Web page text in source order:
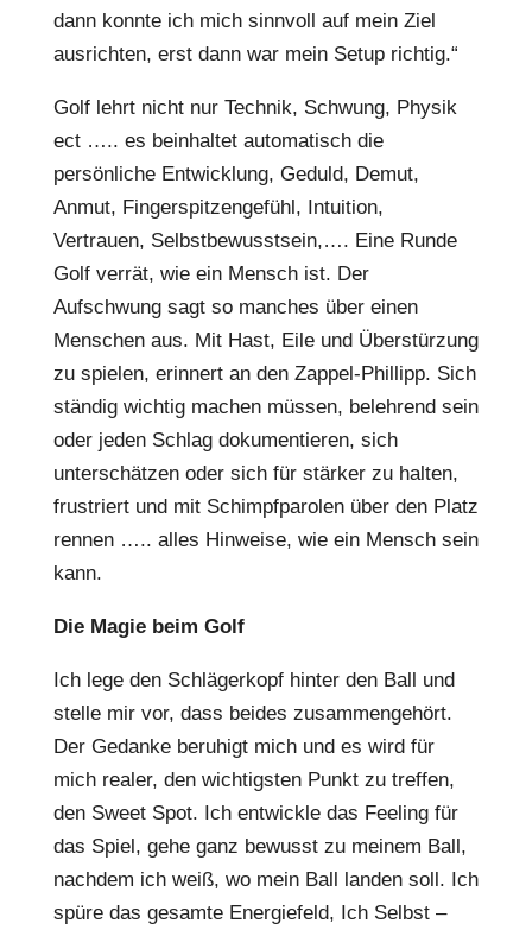
dann konnte ich mich sinnvoll auf mein Ziel
ausrichten, erst dann war mein Setup richtig.“
Golf lehrt nicht nur Technik, Schwung, Physik
ect ….. es beinhaltet automatisch die
persönliche Entwicklung, Geduld, Demut,
Anmut, Fingerspitzengefühl, Intuition,
Vertrauen, Selbstbewusstsein,…. Eine Runde
Golf verrät, wie ein Mensch ist. Der
Aufschwung sagt so manches über einen
Menschen aus. Mit Hast, Eile und Überstürzung
zu spielen, erinnert an den Zappel-Phillipp. Sich
ständig wichtig machen müssen, belehrend sein
oder jeden Schlag dokumentieren, sich
unterschätzen oder sich für stärker zu halten,
frustriert und mit Schimpfparolen über den Platz
rennen ….. alles Hinweise, wie ein Mensch sein
kann.
Die Magie beim Golf
Ich lege den Schlägerkopf hinter den Ball und
stelle mir vor, dass beides zusammengehört.
Der Gedanke beruhigt mich und es wird für
mich realer, den wichtigsten Punkt zu treffen,
den Sweet Spot. Ich entwickle das Feeling für
das Spiel, gehe ganz bewusst zu meinem Ball,
nachdem ich weiß, wo mein Ball landen soll. Ich
spüre das gesamte Energiefeld, Ich Selbst –